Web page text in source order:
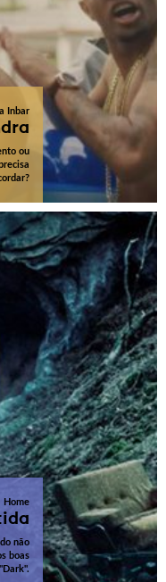
Inbar
ou
Home
não
boas